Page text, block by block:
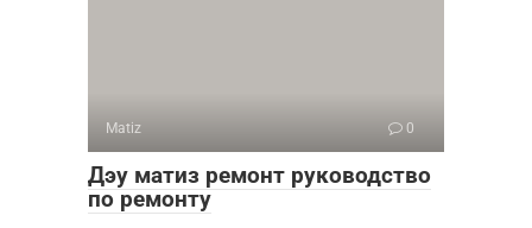
Matiz 0
Дэу матиз ремонт руководство
по ремонту